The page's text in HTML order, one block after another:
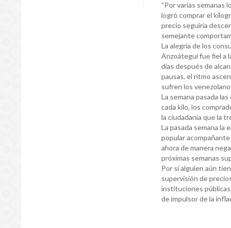
“Por varias semanas
logró comprar el
precio seguiría
semejante
La alegría de los
Anzoátegui fue fiel a
días después de
pausas, el ritmo
sufren los
La semana pasada
cada kilo, los
la ciudadanía que la
La pasada semana
popular
ahora de manera
próximas semanas
Por sí alguien aún
supervisión de
instituciones
de impulsor de la